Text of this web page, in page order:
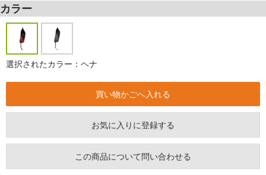
カラー
選択されたカラー：ヘナ
お気に入りに登録する
この商品について問い合わせる